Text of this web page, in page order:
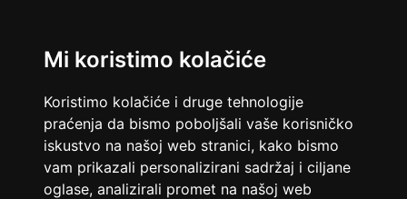
Mi koristimo kolačiće
Koristimo kolačiće i druge tehnologije
praćenja da bismo poboljšali vaše korisničko
iskustvo na našoj web stranici, kako bismo
vam prikazali personalizirani sadržaj i ciljane
oglase, analizirali promet na našoj web